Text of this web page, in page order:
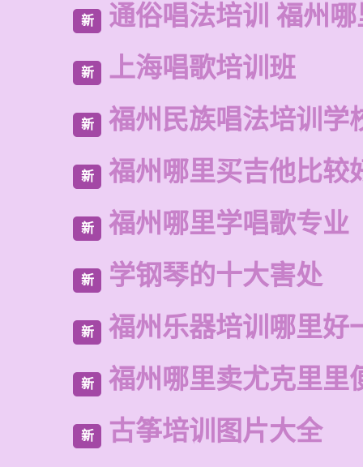
新 通俗唱法培训 福州
新 上海唱歌培训班
新 福州民族唱法培训学
新 福州哪里买吉他比较
新 福州哪里学唱歌专业
新 学钢琴的十大害处
新 福州乐器培训哪里好
新 福州哪里卖尤克里里
新 古筝培训图片大全